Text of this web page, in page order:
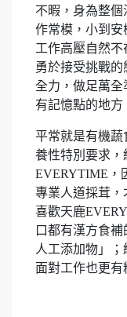
不暇，身為整
作常模，小到安
工作高壓自然不
勇於接受挑戰
全力，做足萬全
有記憶點的地方
平常就是有機蔬
養性特別要求，
EVERYTIME，
專業人道採茸，
喜歡天鹿
口都有漢方食
人工添加物」；
面對工作也更有